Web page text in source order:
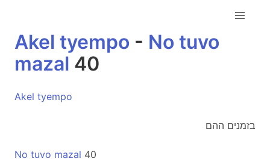
Akel tyempo - No tuvo
mazal 40
Akel tyempo
בזמנים ההם
No tuvo mazal 40